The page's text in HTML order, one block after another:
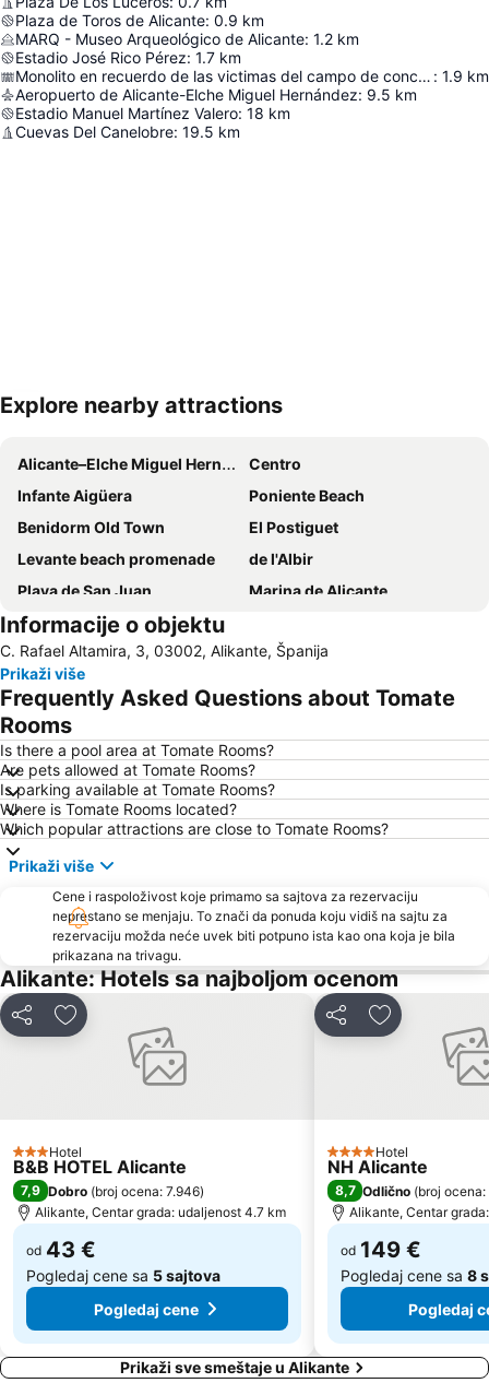
Plaza de Toros de Alicante: 0.9 km
MARQ - Museo Arqueológico de Alicante: 1.2 km
Estadio José Rico Pérez: 1.7 km
Monolito en recuerdo de las victimas del campo de concentración de Los Almendros : 1.9 km
Aeropuerto de Alicante-Elche Miguel Hernández: 9.5 km
Estadio Manuel Martínez Valero: 18 km
Cuevas Del Canelobre: 19.5 km
Explore nearby attractions
Alicante–Elche Miguel Hernández Airport
Centro
Infante Aigüera
Poniente Beach
Benidorm Old Town
El Postiguet
Levante beach promenade
de l'Albir
Playa de San Juan
Marina de Alicante
San Antón
Ciutat
Casco Antiguo-Santa Cruz
Puerto de Alicante
Carolinas Altas
Ciudad Jardín
del Saladar - Urbanova
Varadero
Levante
Puerto de Santa Pola
Platja de La Cala de Finestrat
Altea beach
Informacije o objektu
C. Rafael Altamira, 3, 03002, Alikante, Španija
Prikaži više
Frequently Asked Questions about Tomate
Rooms
Is there a pool area at Tomate Rooms?
Are pets allowed at Tomate Rooms?
Is parking available at Tomate Rooms?
Where is Tomate Rooms located?
Which popular attractions are close to Tomate Rooms?
Prikaži više
Cene i raspoloživost koje primamo sa sajtova za rezervaciju
neprestano se menjaju. To znači da ponuda koju vidiš na sajtu za
rezervaciju možda neće uvek biti potpuno ista kao ona koja je bila
prikazana na trivagu.
Alikante: Hotels sa najboljom ocenom
Deli Dodati u favorite
3 Zvezdice
Hotel
B&B HOTEL Alicante
7,9 Dobro (broj ocena: 7.946)
Alikante, Centar grada: udaljenost 4.7 km
od 43 €
Pogledaj cene sa 5 sajtova
Pogledaj cene
Deli Dodati u
4 Zvezdice
Hotel
NH Alicante
8,7 Odlično (broj ocena:
Alikante, Centar
od 149 €
Pogledaj cene sa 8
Pogledaj
Prikaži sve smeštaje u Alikante